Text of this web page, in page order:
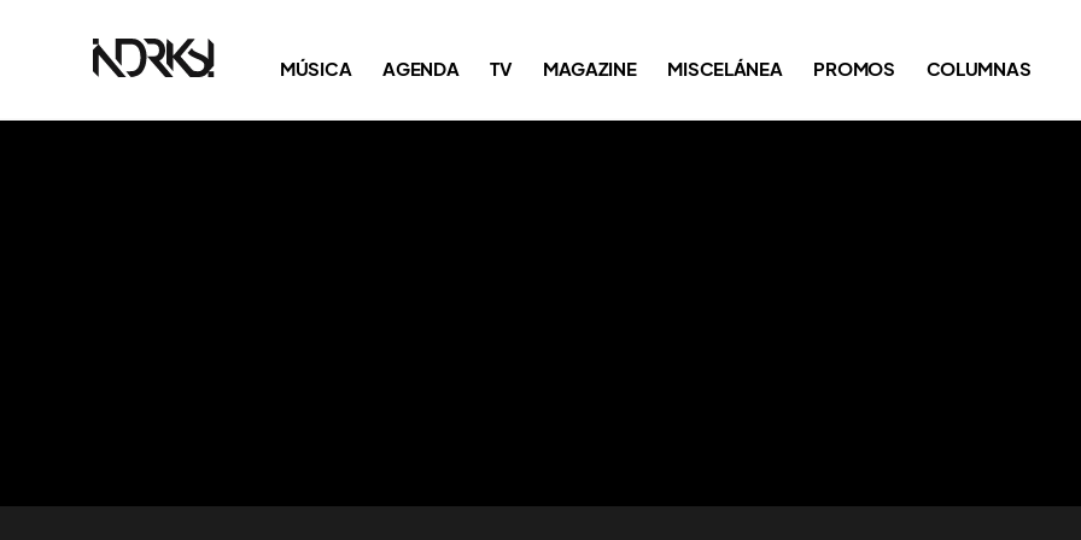
MÚSICA AGENDA TV MAGAZINE MISCELÁNEA PROMOS COLUMNAS